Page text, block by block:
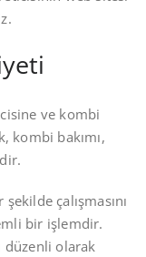
ve kombi
kombi bakımı,
çalışmasını
bir işlemdir.
düzenli olarak